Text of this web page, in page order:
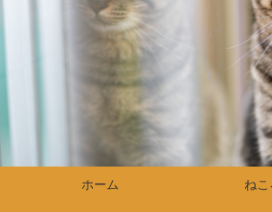
ホーム ね